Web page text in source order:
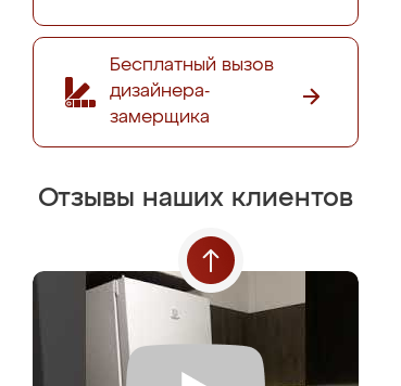
Бесплатный вызов
дизайнера-
замерщика
Отзывы наших клиентов